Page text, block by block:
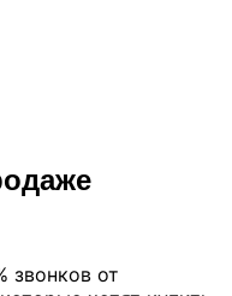
звонков от